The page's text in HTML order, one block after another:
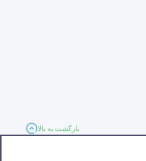
بازگشت به بالا